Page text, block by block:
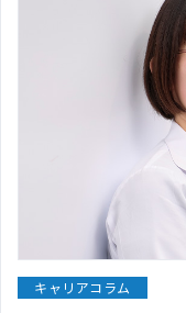
キャリアコラム